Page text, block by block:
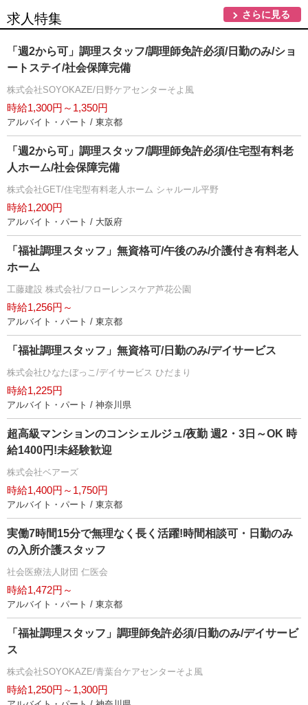
求人特集 さらに見る
「週2から可」調理スタッフ/調理師免許必須/日勤のみ/ショ
ートステイ/社会保障完備
株式会社SOYOKAZE/日野ケアセンターそよ風
時給1,300円～1,350円
アルバイト・パート / 東京都
「週2から可」調理スタッフ/調理師免許必須/住宅型有料老
人ホーム/社会保障完備
株式会社GET/住宅型有料老人ホーム シャルール平野
時給1,200円
アルバイト・パート / 大阪府
「福祉調理スタッフ」無資格可/午後のみ/介護付き有料老人
ホーム
工藤建設 株式会社/フローレンスケア芦花公園
時給1,256円～
アルバイト・パート / 東京都
「福祉調理スタッフ」無資格可/日勤のみ/デイサービス
株式会社ひなたぼっこ/デイサービス ひだまり
時給1,225円
アルバイト・パート / 神奈川県
超高級マンションのコンシェルジュ/夜勤 週2・3日～OK 時
給1400円!未経験歓迎
株式会社ベアーズ
時給1,400円～1,750円
アルバイト・パート / 東京都
実働7時間15分で無理なく長く活躍!時間相談可・日勤のみ
の入所介護スタッフ
社会医療法人財団 仁医会
時給1,472円～
アルバイト・パート / 東京都
「福祉調理スタッフ」調理師免許必須/日勤のみ/デイサービ
ス
株式会社SOYOKAZE/青葉台ケアセンターそよ風
時給1,250円～1,300円